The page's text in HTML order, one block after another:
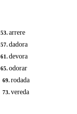
53.arrere
57.dadora
61.devora
65.odorar
69.rodada
73.vereda